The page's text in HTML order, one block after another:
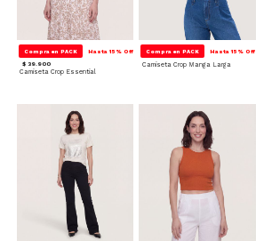
Compra en PACK Hasta 15% Off
$ 39.900
Camiseta Crop Essential
Compra en PACK Hasta 15% Off
Camiseta Crop Manga Larga